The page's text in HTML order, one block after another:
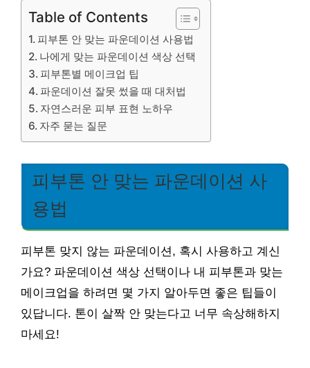
Table of Contents
피부톤 안 맞는 파운데이션 사용법
나에게 맞는 파운데이션 색상 선택
피부톤별 메이크업 팁
파운데이션 잘못 썼을 때 대처법
자연스러운 피부 표현 노하우
자주 묻는 질문
피부톤 안 맞는 파운데이션 사
용법
피부톤 맞지 않는 파운데이션, 혹시 사용하고 계신
가요? 파운데이션 색상 선택이나 내 피부톤과 맞는
메이크업을 하려면 몇 가지 알아두면 좋은 팁들이
있답니다. 톤이 살짝 안 맞는다고 너무 속상해하지
마세요!